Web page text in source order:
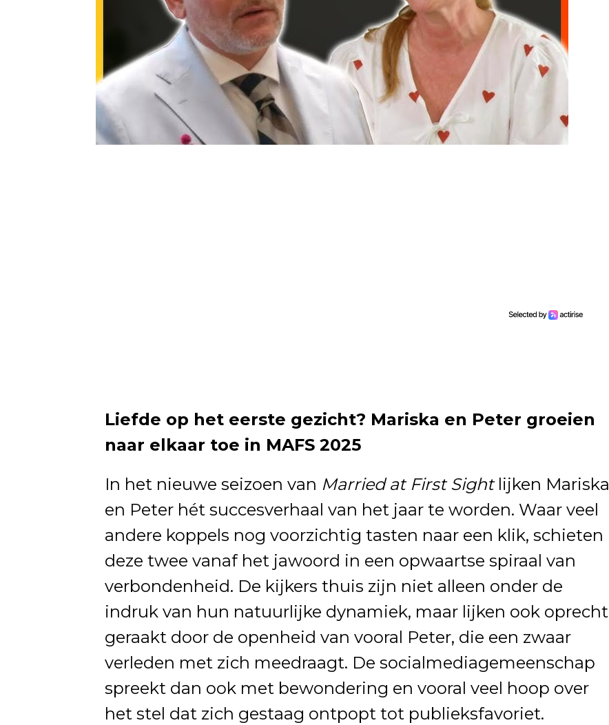
Liefde op het eerste gezicht? Mariska en Peter groeien
naar elkaar toe in MAFS 2025
In het nieuwe seizoen van Married at First Sightlijken Mariska
en Peter hét succesverhaal van het jaar te worden. Waar veel
andere koppels nog voorzichtig tasten naar een klik, schieten
deze twee vanaf het jawoord in een opwaartse spiraal van
verbondenheid. De kijkers thuis zijn niet alleen onder de
indruk van hun natuurlijke dynamiek, maar lijken ook oprecht
geraakt door de openheid van vooral Peter, die een zwaar
verleden met zich meedraagt. De socialmediagemeenschap
spreekt dan ook met bewondering en vooral veel hoop over
het stel dat zich gestaag ontpopt tot publieksfavoriet.